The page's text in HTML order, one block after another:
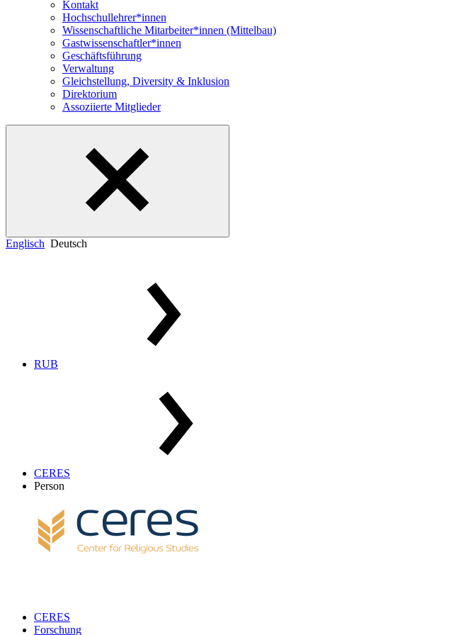
Kontakt
Hochschullehrer*innen
Wissenschaftliche Mitarbeiter*innen (Mittelbau)
Gastwissenschaftler*innen
Geschäftsführung
Verwaltung
Gleichstellung, Diversity & Inklusion
Direktorium
Assoziierte Mitglieder
Englisch Deutsch
RUB
CERES
Person
CERES
Forschung